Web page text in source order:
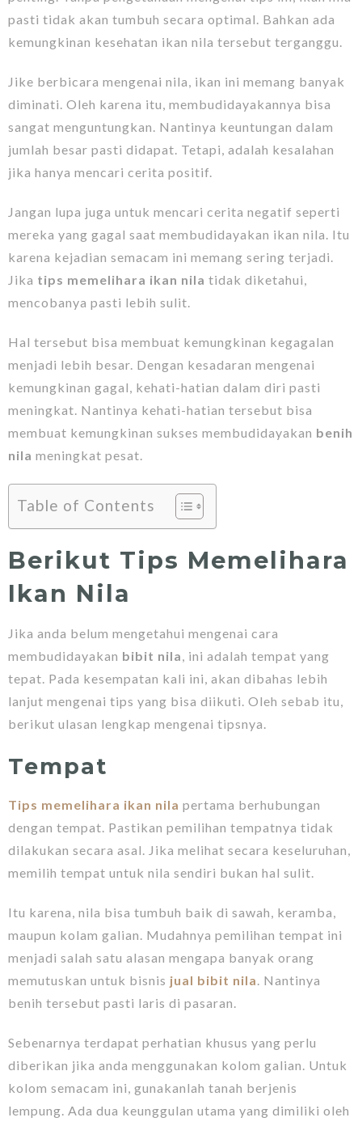
pasti tidak akan tumbuh secara optimal. Bahkan ada
kemungkinan kesehatan ikan nila tersebut terganggu.
Jike berbicara mengenai nila, ikan ini memang banyak
diminati. Oleh karena itu, membudidayakannya bisa
sangat menguntungkan. Nantinya keuntungan dalam
jumlah besar pasti didapat. Tetapi, adalah kesalahan
jika hanya mencari cerita positif.
Jangan lupa juga untuk mencari cerita negatif seperti
mereka yang gagal saat membudidayakan ikan nila. Itu
karena kejadian semacam ini memang sering terjadi.
Jika tips memelihara ikan nila tidak diketahui,
mencobanya pasti lebih sulit.
Hal tersebut bisa membuat kemungkinan kegagalan
menjadi lebih besar. Dengan kesadaran mengenai
kemungkinan gagal, kehati-hatian dalam diri pasti
meningkat. Nantinya kehati-hatian tersebut bisa
membuat kemungkinan sukses membudidayakan benih
nila meningkat pesat.
Table of Contents
Berikut Tips Memelihara
Ikan Nila
Jika anda belum mengetahui mengenai cara
membudidayakan bibit nila , ini adalah tempat yang
tepat. Pada kesempatan kali ini, akan dibahas lebih
lanjut mengenai tips yang bisa diikuti. Oleh sebab itu,
berikut ulasan lengkap mengenai tipsnya.
Tempat
Tips memelihara ikan nila pertama berhubungan
dengan tempat. Pastikan pemilihan tempatnya tidak
dilakukan secara asal. Jika melihat secara keseluruhan,
memilih tempat untuk nila sendiri bukan hal sulit.
Itu karena, nila bisa tumbuh baik di sawah, keramba,
maupun kolam galian. Mudahnya pemilihan tempat ini
menjadi salah satu alasan mengapa banyak orang
memutuskan untuk bisnis jual bibit nila. Nantinya
benih tersebut pasti laris di pasaran.
Sebenarnya terdapat perhatian khusus yang perlu
diberikan jika anda menggunakan kolom galian. Untuk
kolom semacam ini, gunakanlah tanah berjenis
lempung. Ada dua keunggulan utama yang dimiliki oleh